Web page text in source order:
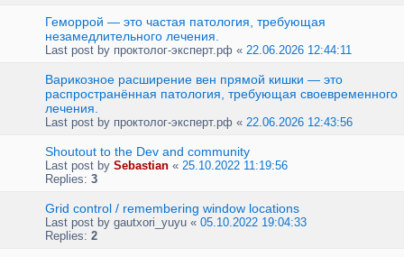
Геморрой — это частая патология, требующая
незамедлительного лечения.
Last post by проктолог-эксперт.рф « 22.06.2026 12:44:11
Варикозное расширение вен прямой кишки — это
распространённая патология, требующая своевременного
лечения.
Last post by проктолог-эксперт.рф « 22.06.2026 12:43:56
Shoutout to the Dev and community
Last post by Sebastian « 25.10.2022 11:19:56
Replies: 3
Grid control / remembering window locations
Last post by gautxori_yuyu « 05.10.2022 19:04:33
Replies: 2